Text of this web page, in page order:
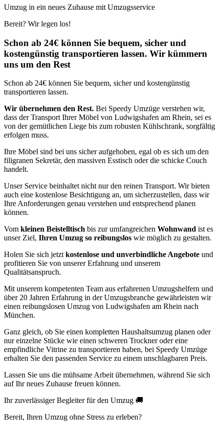
Umzug in ein neues Zuhause mit Umzugsservice
Bereit? Wir legen los!
Schon ab 24€ können Sie bequem, sicher und
kostengünstig transportieren lassen. Wir kümmern
uns um den Rest
Schon ab 24€ können Sie bequem, sicher und kostengünstig
transportieren lassen.
Wir übernehmen den Rest. Bei Speedy Umzüge verstehen wir,
dass der Transport Ihrer Möbel von Ludwigshafen am Rhein, sei es
von der gemütlichen Liege bis zum robusten Kühlschrank, sorgfältig
erfolgen muss.
Ihre Möbel sind bei uns sicher aufgehoben, egal ob es sich um den
filigranen Sekretär, den massiven Esstisch oder die schicke Couch
handelt.
Unser Service beinhaltet nicht nur den reinen Transport. Wir bieten
auch eine kostenlose Besichtigung an, um sicherzustellen, dass wir
Ihre Anforderungen genau verstehen und entsprechend planen
können.
Vom kleinen Beistelltisch bis zur umfangreichen Wohnwand ist es
unser Ziel, Ihren Umzug so reibungslos wie möglich zu gestalten.
Holen Sie sich jetzt kostenlose und unverbindliche Angebote und
profitieren Sie von unserer Erfahrung und unserem
Qualitätsanspruch.
Mit unserem kompetenten Team aus erfahrenen Umzugshelfern und
über 20 Jahren Erfahrung in der Umzugsbranche gewährleisten wir
einen reibungslosen Umzug von Ludwigshafen am Rhein nach
München.
Ganz gleich, ob Sie einen kompletten Haushaltsumzug planen oder
nur einzelne Stücke wie einen schweren Trockner oder eine
empfindliche Vitrine zu transportieren haben, bei Speedy Umzüge
erhalten Sie den passenden Service zu einem unschlagbaren Preis.
Lassen Sie uns die mühsame Arbeit übernehmen, während Sie sich
auf Ihr neues Zuhause freuen können.
Ihr zuverlässiger Begleiter für den Umzug 🚚
Bereit, Ihren Umzug ohne Stress zu erleben?